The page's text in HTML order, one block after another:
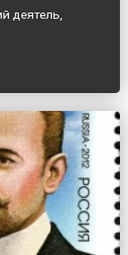
деятель,